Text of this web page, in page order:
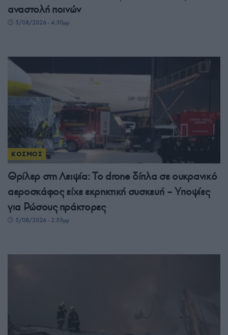
αναστολή ποινών
5/08/2026 - 4:30μμ
ΚΟΣΜΟΣ
Θρίλερ στη Λειψία: Το drone δίπλα σε ουκρανικό
αεροσκάφος είχε εκρηκτική συσκευή – Υποψίες
για Ρώσους πράκτορες
5/08/2026 - 2:53μμ